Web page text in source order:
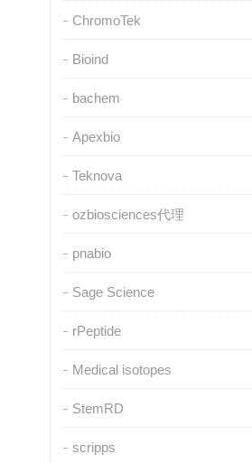
ChromoTek
Bioind
bachem
Apexbio
Teknova
ozbiosciences代理
pnabio
Sage Science
rPeptide
Medical isotopes
StemRD
scripps